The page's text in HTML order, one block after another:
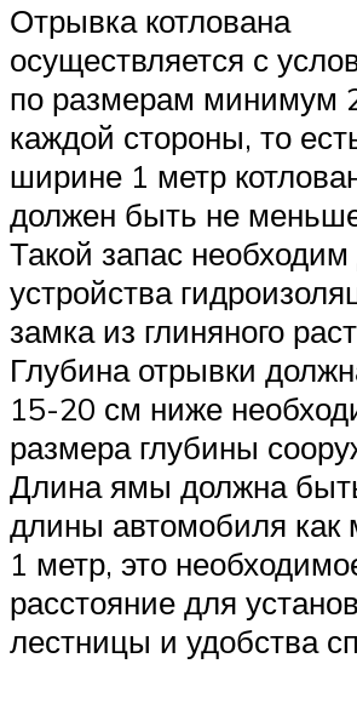
Отрывка котлована
осуществляется с
по размерам минимум
каждой стороны, то
ширине 1 метр
должен быть не
Такой запас
устройства
замка из глиняного
Глубина отрывки
15-20 см ниже
размера глубины
Длина ямы должна
длины автомобиля
1 метр, это
расстояние для
лестницы и удобства